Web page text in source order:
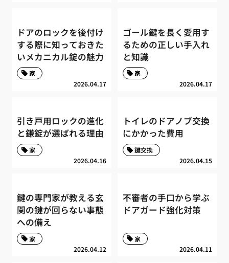
ドアのロックを後付け
する際に知っておきた
いメカニカル錠の魅力
2026.04.17
家
ゴール鍵を長く愛用す
るための正しい手入れ
と知識
2026.04.17
家
引き戸用ロックの進化
と鎌錠が選ばれる理由
2026.04.16
家
トイレのドアノブ交換
にかかった費用
2026.04.15
鍵交換
鍵の専門家が教える玄
関の鍵が回らない事態
への備え
2026.04.12
家
不審者の手口から学ぶ
ドアガード強化対策
2026.04.11
家